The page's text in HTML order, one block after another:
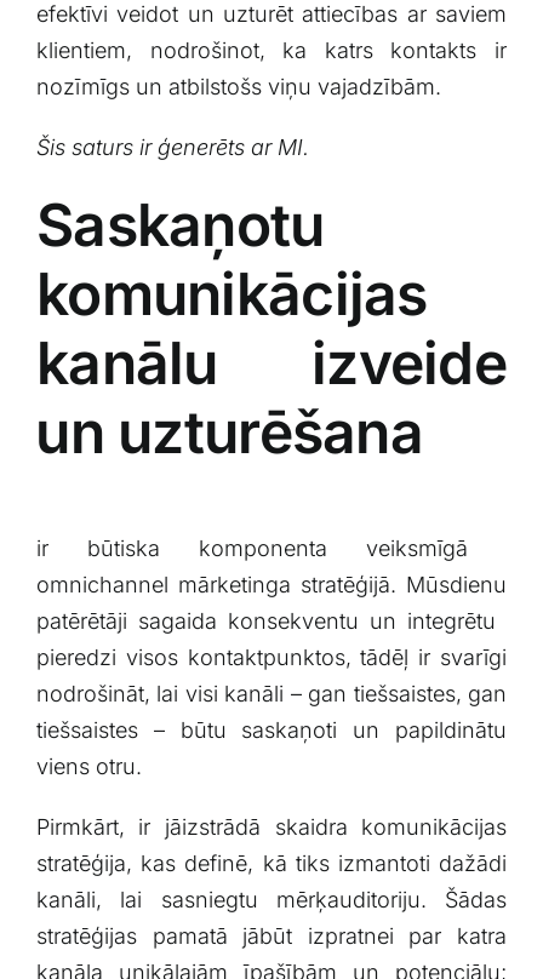
efektīvi veidot ⁤un uzturēt attiecības ar saviem
klientiem, nodrošinot, ka katrs kontakts⁣ ir⁢
nozīmīgs un atbilstošs viņu​ vajadzībām.
Šis‌ saturs ir ģenerēts ‌ar MI.
Saskaņotu
komunikācijas⁤
kanālu izveide
⁢un uzturēšana
ir būtiska komponenta veiksmīgā ​
omnichannel ​mārketinga stratēģijā. Mūsdienu
patērētāji sagaida konsekventu un‌ integrētu ​
pieredzi‍ visos ⁤kontaktpunktos, tādēļ ir svarīgi
nodrošināt, lai visi ​kanāli – gan ‌tiešsaistes, gan
tiešsaistes –‌ būtu saskaņoti un ⁣papildinātu
viens otru.
Pirmkārt, ir jāizstrādā skaidra komunikācijas
⁣stratēģija, kas definē, ⁤kā tiks izmantoti dažādi⁢
kanāli, lai sasniegtu mērķauditoriju. Šādas⁣
stratēģijas pamatā jābūt izpratnei par katra
kanāla unikālajām īpašībām un potenciālu;